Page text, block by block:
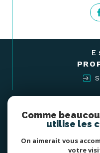
Comme
utilise les
On aimerait vous
votre